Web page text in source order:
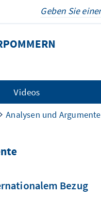
Videos
Analysen und Argumente
Bezug